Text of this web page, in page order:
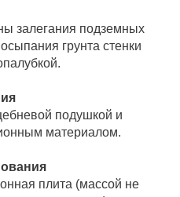
залегания подземных
грунта стенки
подушкой и
материалом.
плита (массой не